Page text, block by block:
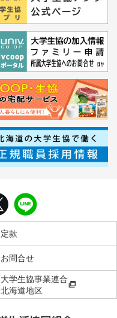
定款
お問合せ
大学生協事業連合
北海道地区